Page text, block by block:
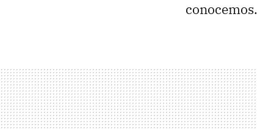
conocemos.